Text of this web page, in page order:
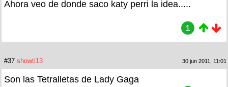
Ahora veo de donde saco katy perri la idea.....
1
#37 showti13 30 jun 2011, 11:01
Son las Tetralletas de Lady Gaga